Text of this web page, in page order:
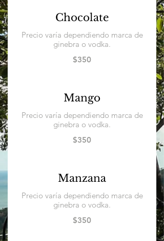
Chocolate
Precio varía dependiendo marca de
ginebra o vodka.
$350
Mango
Precio varía dependiendo marca de
ginebra o vodka.
$350
Manzana
Precio varía dependiendo marca de
ginebra o vodka.
$350